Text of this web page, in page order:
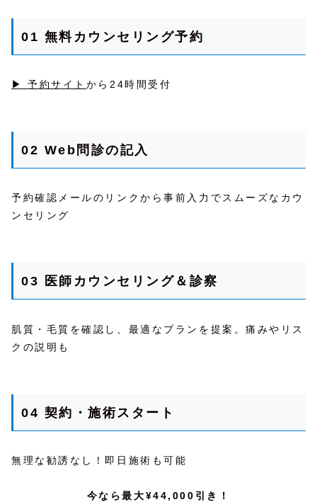
01 無料カウンセリング予約
▶ 予約サイト から24時間受付
02 Web問診の記入
予約確認メールのリンクから事前入力でスムーズなカウ
ンセリング
03 医師カウンセリング＆診察
肌質・毛質を確認し、最適なプランを提案。痛みやリス
クの説明も
04 契約・施術スタート
無理な勧誘なし！即日施術も可能
今なら最大¥44,000引き！